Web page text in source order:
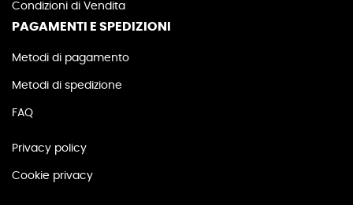
Condizioni di Vendita
PAGAMENTI E SPEDIZIONI
Metodi di pagamento
Metodi di spedizione
FAQ
Privacy policy
Cookie privacy